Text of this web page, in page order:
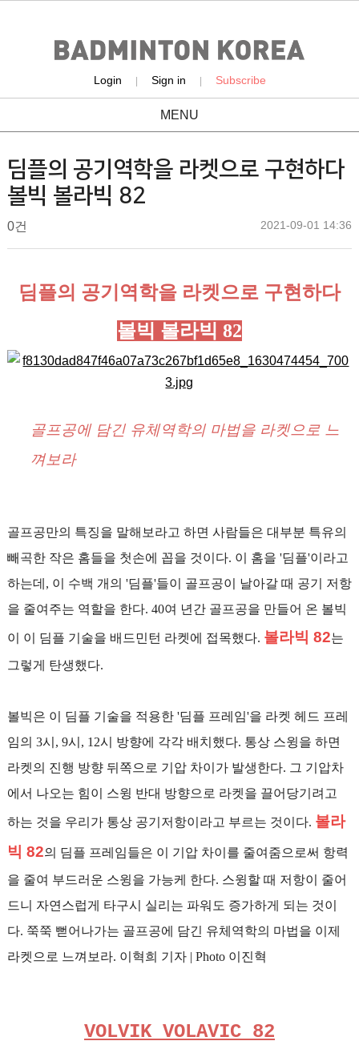
Login Sign in Subscribe
MENU
product
딤플의 공기역학을 라켓으로 구현하다
볼빅 볼라빅 82
작
배
드
댓
0건
작
2021-09-01 14:36
문
딤플의 공기역학을 라켓으로 구현하다
볼빅 볼라빅 82
골프공에 담긴 유체역학의 마법을 라켓으로 느
껴보라
골프공만의 특징을 말해보라고 하면 사람들은 대부분 특유의
빼곡한 작은 홈들을 첫손에 꼽을 것이다. 이 홈을 '딤플'이라고
하는데, 이 수백 개의 '딤플'들이 골프공이 날아갈 때 공기 저항
을 줄여주는 역할을 한다. 40여 년간 골프공을 만들어 온 볼빅
이 이 딤플 기술을 배드민턴 라켓에 접목했다. 볼라빅 82는
그렇게 탄생했다.
볼빅은 이 딤플 기술을 적용한 '딤플 프레임'을 라켓 헤드 프레
임의 3시, 9시, 12시 방향에 각각 배치했다. 통상 스윙을 하면
라켓의 진행 방향 뒤쪽으로 기압 차이가 발생한다. 그 기압차
에서 나오는 힘이 스윙 반대 방향으로 라켓을 끌어당기려고
하는 것을 우리가 통상 공기저항이라고 부르는 것이다. 볼라
빅 82의 딤플 프레임들은 이 기압 차이를 줄여줌으로써 항력
을 줄여 부드러운 스윙을 가능케 한다. 스윙할 때 저항이 줄어
드니 자연스럽게 타구시 실리는 파워도 증가하게 되는 것이
다. 쭉쭉 뻗어나가는 골프공에 담긴 유체역학의 마법을 이제
라켓으로 느껴보라. 이혁희 기자 | Photo 이진혁
VOLVIK VOLAVIC 82